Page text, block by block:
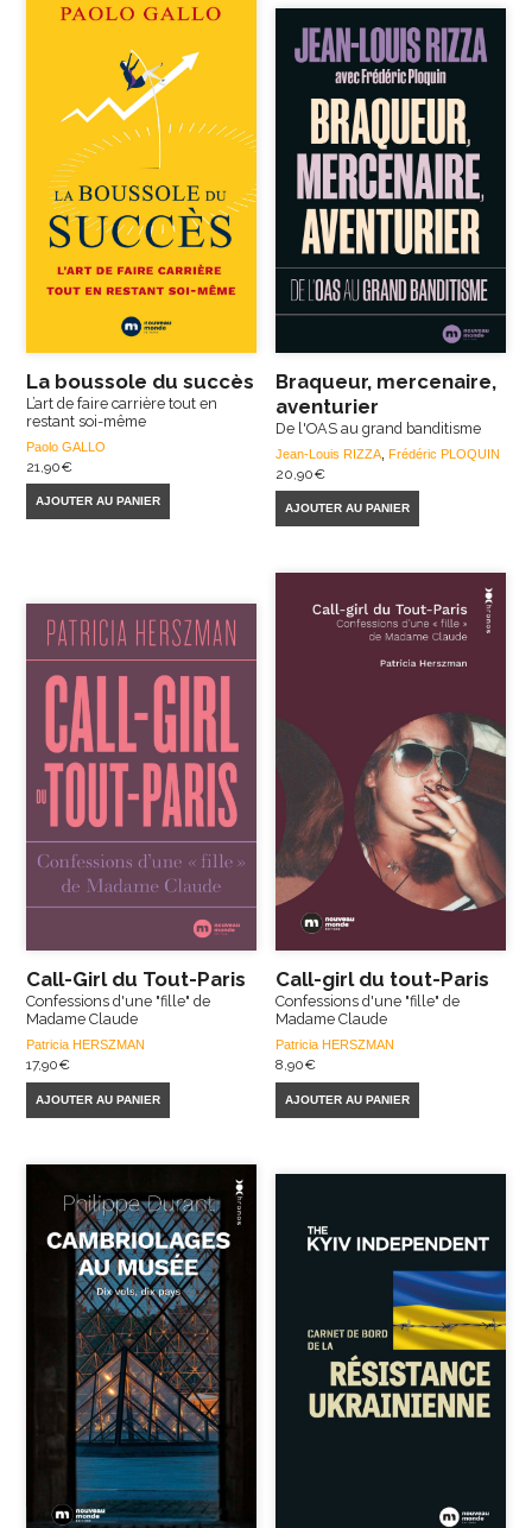
La boussole du succès
L’art de faire carrière tout en
restant soi-même
Paolo GALLO
21,90€
AJOUTER AU PANIER
Braqueur, mercenaire,
aventurier
De l'OAS au grand banditisme
Jean-Louis RIZZA ,Frédéric PLOQUIN
20,90€
AJOUTER AU PANIER
Call-Girl du Tout-Paris
Confessions d'une "fille" de
Madame Claude
Patricia HERSZMAN
17,90€
AJOUTER AU PANIER
Call-girl du tout-Paris
Confessions d'une "fille" de
Madame Claude
Patricia HERSZMAN
8,90€
AJOUTER AU PANIER